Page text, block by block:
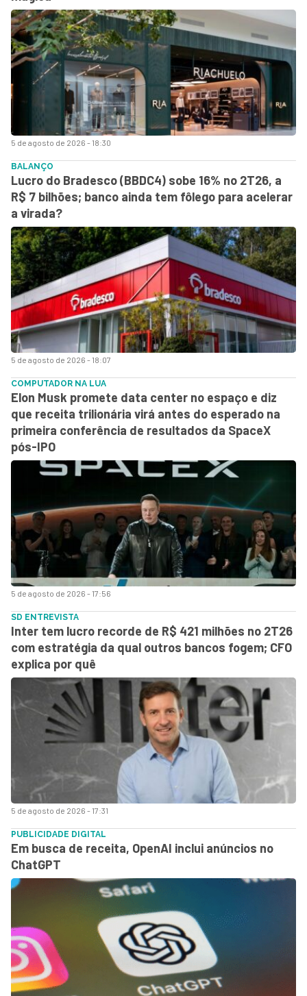
5 de agosto de 2026 - 18:30
5 de agosto de 2026 - 18:07
BALANÇO
Lucro do Bradesco (BBDC4) sobe 16% no 2T26, a
R$ 7 bilhões; banco ainda tem fôlego para acelerar
a virada?
5 de agosto de 2026 - 17:56
COMPUTADOR NA LUA
Elon Musk promete data center no espaço e diz
que receita trilionária virá antes do esperado na
primeira conferência de resultados da SpaceX
pós-IPO
5 de agosto de 2026 - 17:31
SD ENTREVISTA
Inter tem lucro recorde de R$ 421 milhões no 2T26
com estratégia da qual outros bancos fogem; CFO
explica por quê
PUBLICIDADE DIGITAL
Em busca de receita, OpenAI inclui anúncios no
ChatGPT